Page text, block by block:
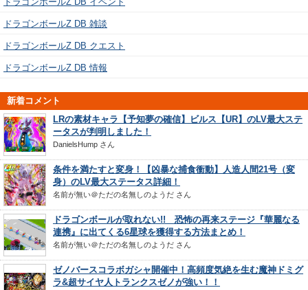
ドラゴンボールZ DB 雑談
ドラゴンボールZ DB クエスト
ドラゴンボールZ DB 情報
新着コメント
LRの素材キャラ【予知夢の確信】ビルス【UR】のLV最大ステ
ータスが判明しました！
DanielsHump さん
条件を満たすと変身！【凶暴な捕食衝動】人造人間21号（変
身）のLV最大ステータス詳細！
名前が無い＠ただの名無しのようだ さん
ドラゴンボールが取れない!! 恐怖の再来ステージ『華麗なる
連携』に出てくる6星球を獲得する方法まとめ！
名前が無い＠ただの名無しのようだ さん
ゼノバースコラボガシャ開催中！高頻度気絶を生む魔神ドミグ
ラ&超サイヤ人トランクスゼノが強い！！